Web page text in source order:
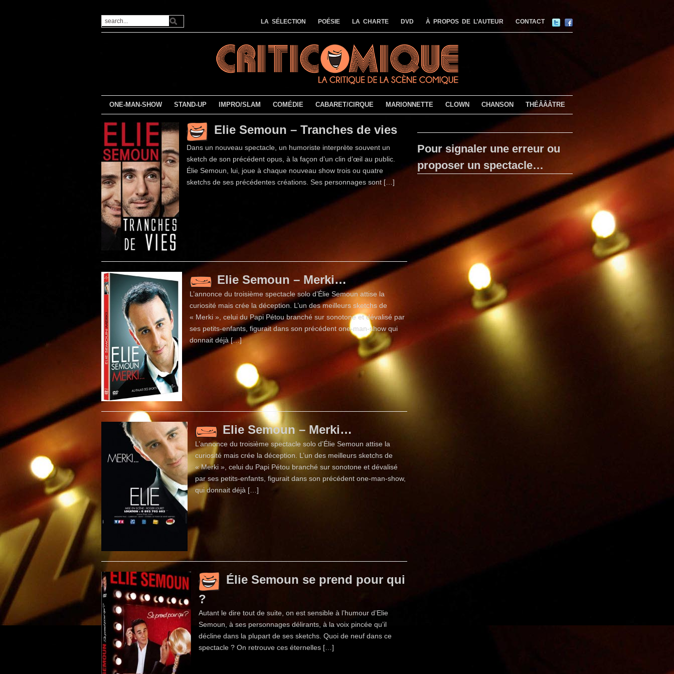
LA SÉLECTION POÉSIE LA CHARTE DVD À PROPOS DE L’AUTEUR CONTACT
ONE-MAN-SHOW STAND-UP IMPRO/SLAM COMÉDIE CABARET/CIRQUE MARIONNETTE CLOWN CHANSON THÉÂÂÂTRE
Elie Semoun – Tranches de vies
Dans un nouveau spectacle, un humoriste interprète souvent un
sketch de son précédent opus, à la façon d’un clin d’œil au public.
Élie Semoun, lui, joue à chaque nouveau show trois ou quatre
sketchs de ses précédentes créations. Ses personnages sont […]
Elie Semoun – Merki…
L’annonce du troisième spectacle solo d’Élie Semoun attise la
curiosité mais crée la déception. L’un des meilleurs sketchs de
« Merki », celui du Papi Pétou branché sur sonotone et dévalisé par
ses petits-enfants, figurait dans son précédent one-man-show qui
donnait déjà […]
Elie Semoun – Merki…
L’annonce du troisième spectacle solo d’Élie Semoun attise la
curiosité mais crée la déception. L’un des meilleurs sketchs de
« Merki », celui du Papi Pétou branché sur sonotone et dévalisé
par ses petits-enfants, figurait dans son précédent one-man-show,
qui donnait déjà […]
Élie Semoun se prend pour qui
?
Autant le dire tout de suite, on est sensible à l’humour d’Elie
Semoun, à ses personnages délirants, à la voix pincée qu’il
décline dans la plupart de ses sketchs. Quoi de neuf dans ce
spectacle ? On retrouve ces éternelles […]
Pour signaler une erreur ou
proposer un spectacle…